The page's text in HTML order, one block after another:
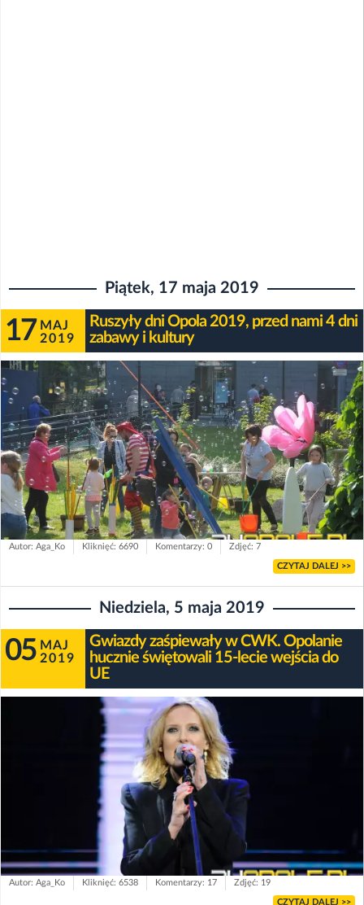
Piątek, 17 maja 2019
17 MAJ
2019
Ruszyły dni Opola 2019, przed nami 4 dni
zabawy i kultury
Autor: Aga_Ko Kliknięć: 6690 Komentarzy: 0 Zdjęć: 7
CZYTAJ DALEJ >>
Niedziela, 5 maja 2019
05 MAJ
2019
Gwiazdy zaśpiewały w CWK. Opolanie
hucznie świętowali 15-lecie wejścia do
UE
Autor: Aga_Ko Kliknięć: 6538 Komentarzy: 17 Zdjęć: 19
CZYTAJ DALEJ >>